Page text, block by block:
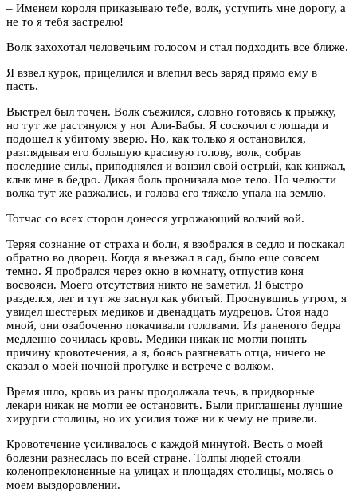
– Именем короля приказываю тебе, волк, уступить мне дорогу, а
не то я тебя застрелю!
Волк захохотал человечьим голосом и стал подходить все ближе.
Я взвел курок, прицелился и влепил весь заряд прямо ему в
пасть.
Выстрел был точен. Волк съежился, словно готовясь к прыжку,
но тут же растянулся у ног Али-Бабы. Я соскочил с лошади и
подошел к убитому зверю. Но, как только я остановился,
разглядывая его большую красивую голову, волк, собрав
последние силы, приподнялся и вонзил свой острый, как кинжал,
клык мне в бедро. Дикая боль пронизала мое тело. Но челюсти
волка тут же разжались, и голова его тяжело упала на землю.
Тотчас со всех сторон донесся угрожающий волчий вой.
Теряя сознание от страха и боли, я взобрался в седло и поскакал
обратно во дворец. Когда я въезжал в сад, было еще совсем
темно. Я пробрался через окно в комнату, отпустив коня
восвояси. Моего отсутствия никто не заметил. Я быстро
разделся, лег и тут же заснул как убитый. Проснувшись утром, я
увидел шестерых медиков и двенадцать мудрецов. Стоя надо
мной, они озабоченно покачивали головами. Из раненого бедра
медленно сочилась кровь. Медики никак не могли понять
причину кровотечения, а я, боясь разгневать отца, ничего не
сказал о моей ночной прогулке и встрече с волком.
Время шло, кровь из раны продолжала течь, в придворные
лекари никак не могли ее остановить. Были приглашены лучшие
хирурги столицы, но их усилия тоже ни к чему не привели.
Кровотечение усиливалось с каждой минутой. Весть о моей
болезни разнеслась по всей стране. Толпы людей стояли
коленопреклоненные на улицах и площадях столицы, молясь о
моем выздоровлении.